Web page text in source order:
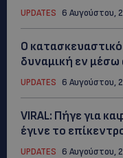
UPDATES 6 Αυγούστου,
Ο
δυναμική εν μέσω
UPDATES 6 Αυγούστου,
VIRAL: Πήγε για
έγινε το
UPDATES 6 Αυγούστου,